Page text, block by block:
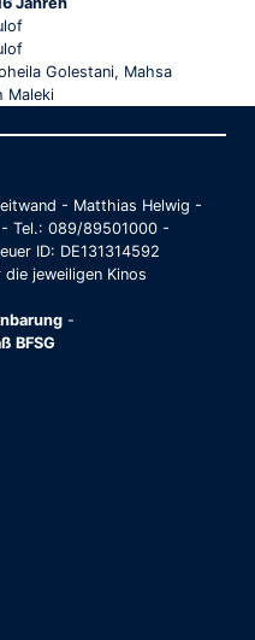
Golestani, Mahsa
Maleki
- Matthias Helwig -
Tel.: 089/89501000 -
ID: DE131314592
jeweiligen Kinos
-
BFSG